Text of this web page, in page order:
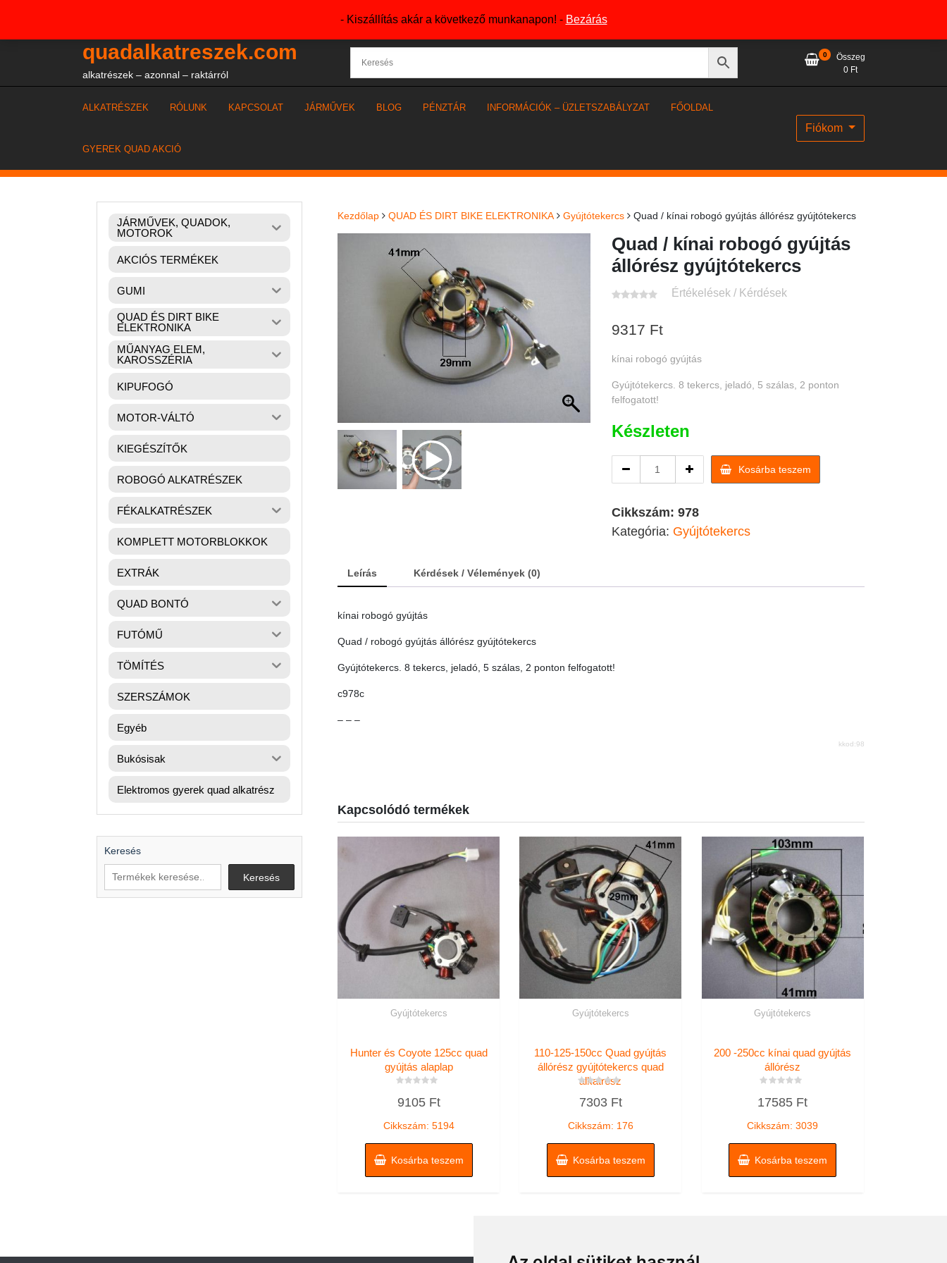
- Kiszállítás akár a következő munkanapon! - Bezárás
quadalkatreszek.com
alkatrészek – azonnal – raktárról
0
Összeg
0 Ft
ALKATRÉSZEK RÓLUNK KAPCSOLAT JÁRMŰVEK BLOG PÉNZTÁR INFORMÁCIÓK – ÜZLETSZABÁLYZAT FŐOLDAL
GYEREK QUAD AKCIÓ
Fiókom
Kezdőlap QUAD ÉS DIRT BIKE ELEKTRONIKA Gyújtótekercs Quad / kínai robogó gyújtás állórész gyújtótekercs
Quad / kínai robogó gyújtás
állórész gyújtótekercs
Értékelések / Kérdések
9317 Ft
kínai robogó gyújtás
Gyújtótekercs. 8 tekercs, jeladó, 5 szálas, 2 ponton
felfogatott!
Készleten
robogó
állórész
Kosárba teszem
Cikkszám: 978
Kategória: Gyújtótekercs
Leírás Kérdések / Vélemények (0)
kínai robogó gyújtás
Quad / robogó gyújtás állórész gyújtótekercs
Gyújtótekercs. 8 tekercs, jeladó, 5 szálas, 2 ponton felfogatott!
c978c
– – –
kkod:98
Kapcsolódó termékek
Gyújtótekercs
Hunter és Coyote 125cc quad
gyújtás alaplap
09105 Ft
Cikkszám: 5194
Kosárba teszem
Gyújtótekercs
110-125-150cc Quad gyújtás
állórész gyújtótekercs quad
alkatrész
0
7303 Ft
Cikkszám: 176
Kosárba teszem
Gyújtótekercs
200 -250cc kínai quad gyújtás
állórész
0
17585 Ft
Cikkszám: 3039
Kosárba teszem
JÁRMŰVEK, QUADOK,
MOTOROK
AKCIÓS TERMÉKEK
GUMI
QUAD ÉS DIRT BIKE
ELEKTRONIKA
MŰANYAG ELEM,
KAROSSZÉRIA
KIPUFOGÓ
MOTOR-VÁLTÓ
KIEGÉSZÍTŐK
ROBOGÓ ALKATRÉSZEK
FÉKALKATRÉSZEK
KOMPLETT MOTORBLOKKOK
EXTRÁK
QUAD BONTÓ
FUTÓMŰ
TÖMÍTÉS
SZERSZÁMOK
Egyéb
Bukósisak
Elektromos gyerek quad alkatrész
Keresés
Keresés